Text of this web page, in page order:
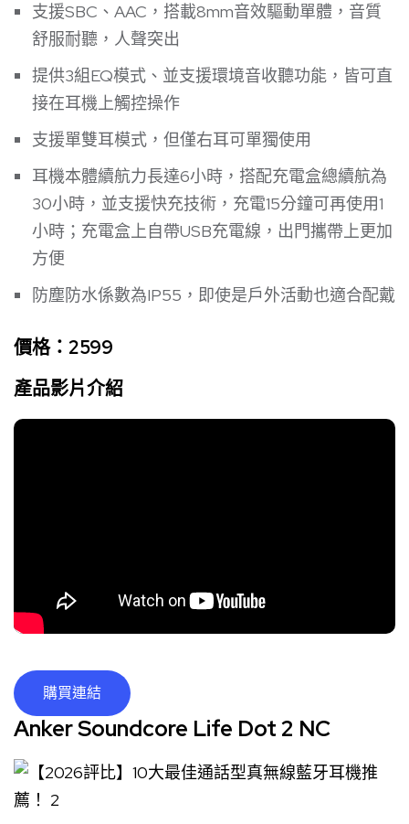
支援SBC、AAC，搭載8mm音效驅動單體，音質
舒服耐聽，人聲突出
提供3組EQ模式、並支援環境音收聽功能，皆可直
接在耳機上觸控操作
支援單雙耳模式，但僅右耳可單獨使用
耳機本體續航力長達6小時，搭配充電盒總續航為
30小時，並支援快充技術，充電15分鐘可再使用1
小時；充電盒上自帶USB充電線，出門攜帶上更加
方便
防塵防水係數為IP55，即使是戶外活動也適合配戴
價格：2599
產品影片介紹
購買連結
Anker Soundcore Life Dot 2 NC